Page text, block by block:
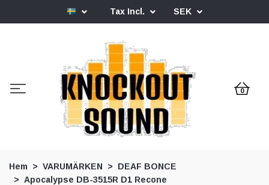
Tax Incl. SEK
0
Hem VARUMÄRKEN
DEAF BONCE
Apocalypse DB-3515R D1 Recone